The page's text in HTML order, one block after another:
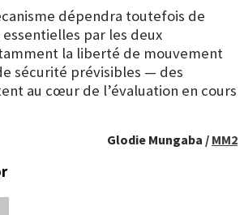
dépendra toutefois de
par les deux
la liberté de mouvement
sécurité prévisibles — des
au cœur de l’évaluation en cours
Glodie Mungaba / MM2